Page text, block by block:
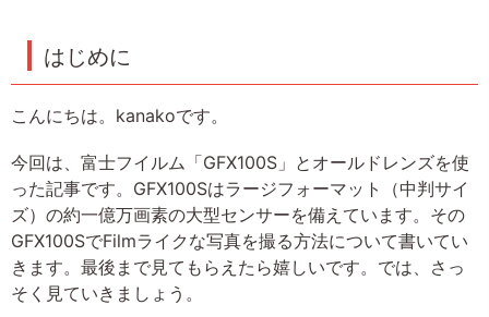
はじめに
こんにちは。kanakoです。
今回は、富士フイルム「GFX100S」とオールドレンズを使
った記事です。GFX100Sはラージフォーマット（中判サイ
ズ）の約一億万画素の大型センサーを備えています。その
GFX100SでFilmライクな写真を撮る方法について書いてい
きます。最後まで見てもらえたら嬉しいです。では、さっ
そく見ていきましょう。